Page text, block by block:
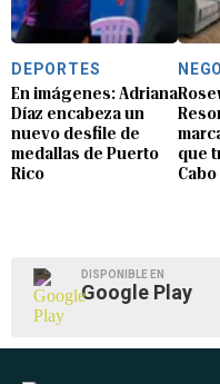
DEPORTES
En imágenes: Adriana
Díaz encabeza un
nuevo desfile de
medallas de Puerto
Rico
que
DISPONIBLE EN
Google Play